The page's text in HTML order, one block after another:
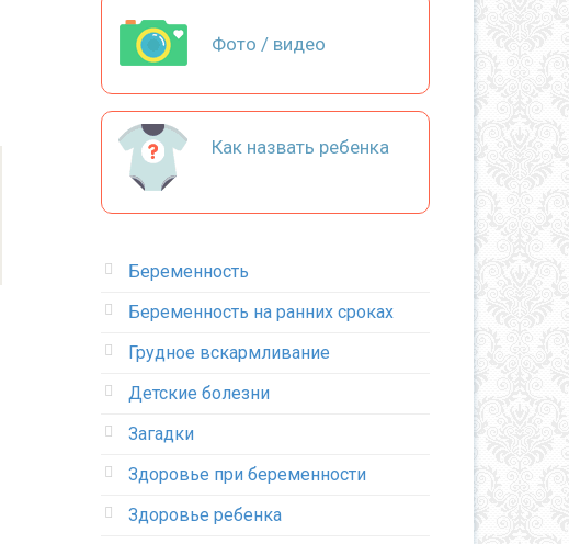
Фото / видео
Как назвать ребенка
Беременность
Беременность на ранних сроках
Грудное вскармливание
Детские болезни
Загадки
Здоровье при беременности
Здоровье ребенка